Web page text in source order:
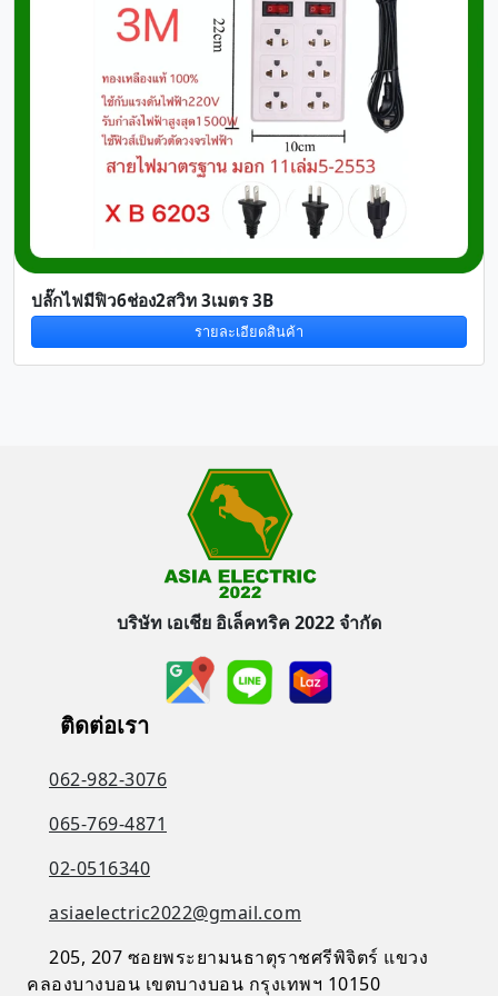
ปลั๊กไฟมีฟิว6ช่อง2สวิท 3เมตร 3B
รายละเอียดสินค้า
บริษัท เอเชีย อิเล็คทริค 2022 จำกัด
ติดต่อเรา
062-982-3076
065-769-4871
02-0516340
asiaelectric2022@gmail.com
205, 207 ซอยพระยามนธาตุราชศรีพิจิตร์ แขวง
คลองบางบอน เขตบางบอน กรุงเทพฯ 10150